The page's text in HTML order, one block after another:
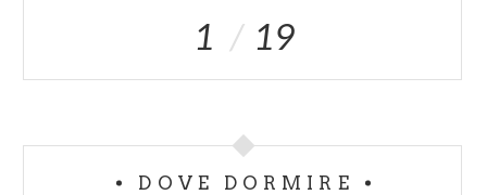
1 19
DOVE DORMIRE